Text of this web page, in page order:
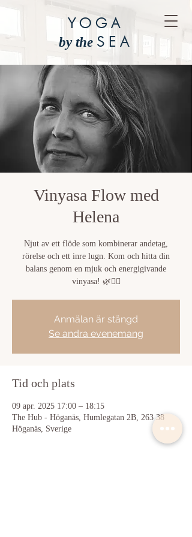
YOGA
by the SEA
Vinyasa Flow med
Helena
Njut av ett flöde som kombinerar andetag,
rörelse och ett inre lugn. Kom och hitta din
balans genom en mjuk och energigivande
vinyasa! 🌿🧘‍♀️
Anmälan är stängd
Se andra evenemang
Tid och plats
09 apr. 2025 17:00 – 18:15
The Hub - Höganäs, Humlegatan 2B, 263 38
Höganäs, Sverige